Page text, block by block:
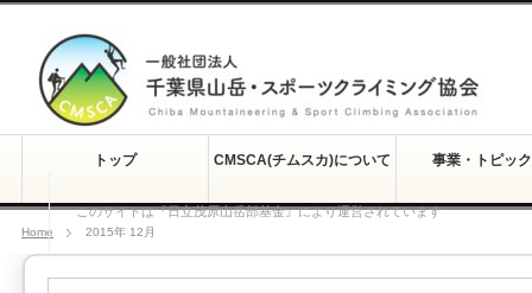
このサイトは『日立茂原山岳部基金』により運営されています
トップ CMSCA(チムスカ)について 事業・トピッ
Home 2015年 12月